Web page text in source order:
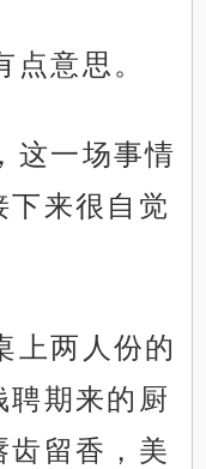
意思。
这一场事情
下来很自觉
上两人份的
聘期来的厨
齿留香，美